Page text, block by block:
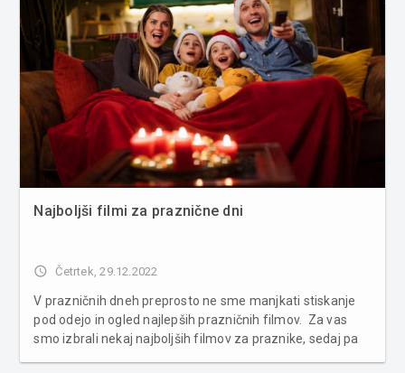
Najboljši filmi za praznične dni
access_time Četrtek, 29.12.2022
V prazničnih dneh preprosto ne sme manjkati stiskanje
pod odejo in ogled najlepših prazničnih filmov. Za vas
smo izbrali nekaj najboljših filmov za praznike, sedaj pa